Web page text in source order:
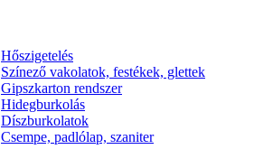
Hőszigetelés
Színező vakolatok, festékek, glettek
Gipszkarton rendszer
Hidegburkolás
Díszburkolatok
Csempe, padlólap, szaniter